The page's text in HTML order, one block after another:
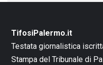
TifosiPalermo.it
Testata giornalistica
Stampa del Tribunale di